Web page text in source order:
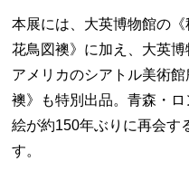
本展には、大英博物館の
花鳥図襖》に加え、大英
アメリカのシアトル美術
襖》も特別出品。青森・
絵が約150年ぶりに再会す
す。